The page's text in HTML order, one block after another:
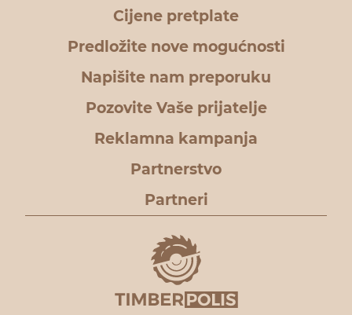
Cijene pretplate
Predložite nove mogućnosti
Napišite nam preporuku
Pozovite Vaše prijatelje
Reklamna kampanja
Partnerstvo
Partneri